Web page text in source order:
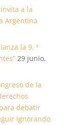
a la
Argentina
la 9. ª
29 junio,
de la
debatir
ignorando